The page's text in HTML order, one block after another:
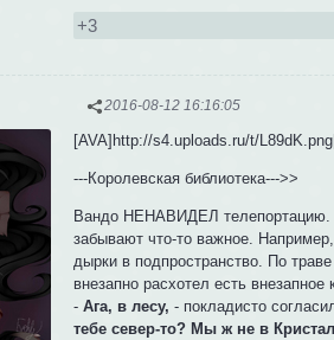
+3
2016-08-12 16:16:05
[AVA]http://s4.uploads.ru/t/
---Королевская библиотека--->>
Вандо НЕНАВИДЕЛ телепортацию.
забывают что-то важное.
дырки в подпространство. По
внезапно расхотел есть
-Ага, в лесу, - покладисто
тебе север-то? Мы ж не в